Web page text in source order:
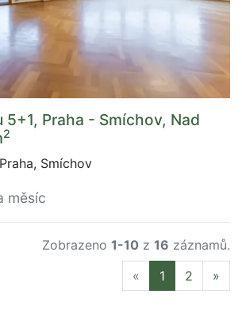
5+1, Praha - Smíchov, Nad
2
Smíchov
měsíc
Zobrazeno 1-10 z 16 záznamů.
« Previous
1 2 »